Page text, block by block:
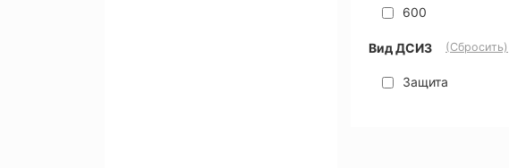
600
Вид ДСИЗ (Сбросить)
Защита